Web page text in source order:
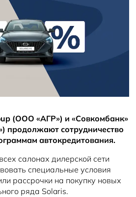
(ООО «АГР») и «Совкомбанк»
продолжают сотрудничество
автокредитования.
салонах дилерской сети
специальные условия
рассрочки на покупку новых
ряда Solaris.